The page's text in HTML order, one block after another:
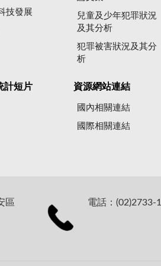
技發展
兒童及少年犯罪狀況
及其分析
犯罪被害狀況及其分
析
計短片 資源網站連結
國內相關連結
國際相關連結
區
電話：(02)2733-